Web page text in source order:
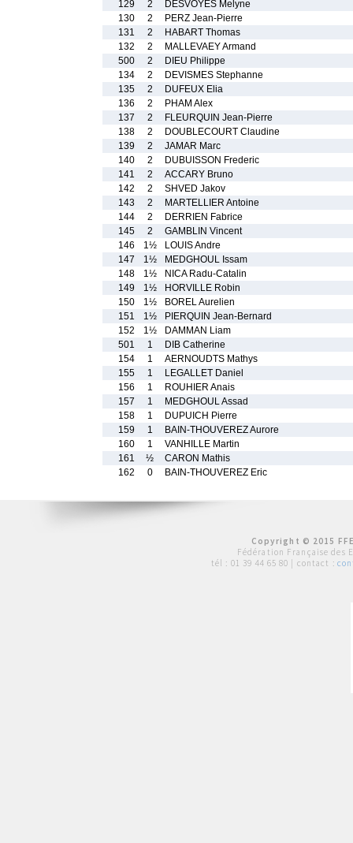
129 2
DESVOYES Melyne
130
2
PERZ Jean-Pierre
131
2
HABART Thomas
132
2
MALLEVAEY Armand
500
2
DIEU Philippe
134
2
DEVISMES Stephanne
135
2
DUFEUX Elia
136
2
PHAM Alex
137
2
FLEURQUIN Jean-Pierre
138
2
DOUBLECOURT Claudine
139
2
JAMAR Marc
140
2
DUBUISSON Frederic
141
2
ACCARY Bruno
142
2
SHVED Jakov
143
2
MARTELLIER Antoine
144
2
DERRIEN Fabrice
145
2
GAMBLIN Vincent
146
1½
LOUIS Andre
147
1½
MEDGHOUL Issam
148
1½
NICA Radu-Catalin
149
1½
HORVILLE Robin
150
1½
BOREL Aurelien
151
1½
PIERQUIN Jean-Bernard
152
1½
DAMMAN Liam
501
1
DIB Catherine
154
1
AERNOUDTS Mathys
155
1
LEGALLET Daniel
156
1
ROUHIER Anais
157
1
MEDGHOUL Assad
158
1
DUPUICH Pierre
159
1
BAIN-THOUVEREZ Aurore
160
1
VANHILLE Martin
161
½
CARON Mathis
162
0 BAIN-THOUVEREZ Eric
Copyright © 2015
Fédération Française des
tél : 01 39 44 65 80 | contact :